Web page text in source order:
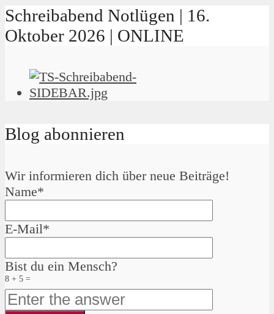
Schreibabend Notlügen | 16.
Oktober 2026 | ONLINE
Blog abonnieren
Wir informieren dich über neue Beiträge!
Name*
E-Mail*
Bist du ein Mensch?
8 + 5 =